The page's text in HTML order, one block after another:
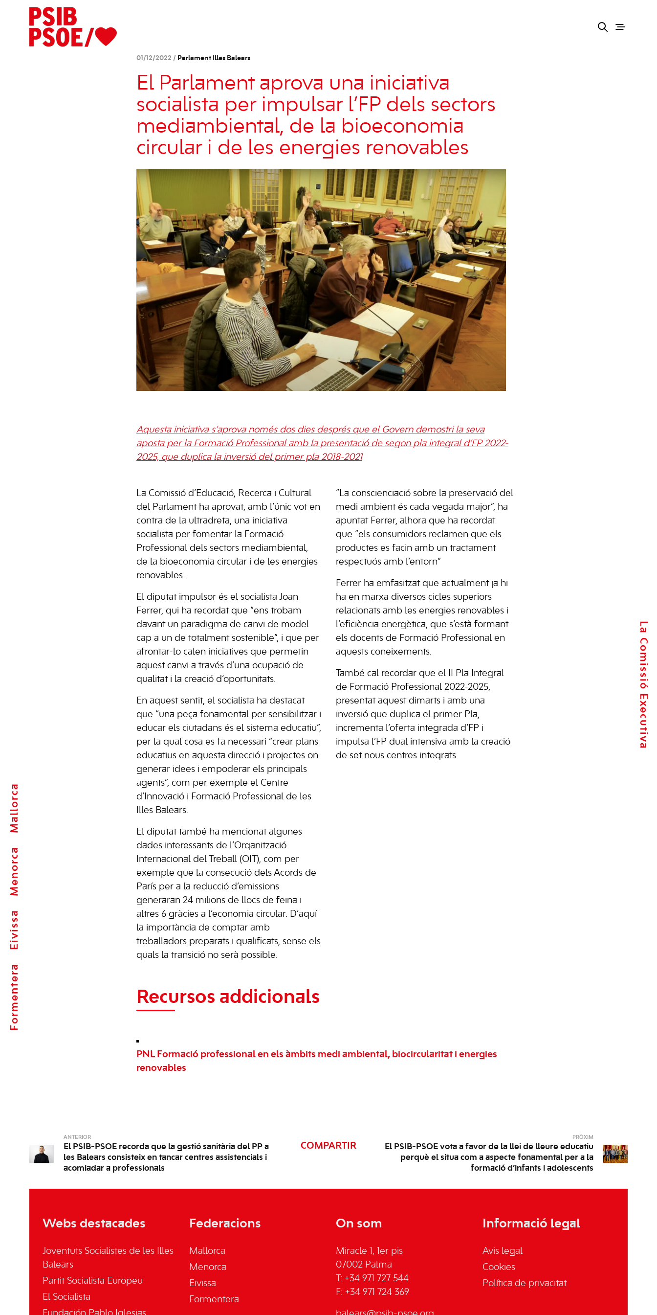
Formentera
Eivissa
Menorca
Mallorca
La Comissió Executiva
01/12/2022 / Parlament Illes Balears
El Parlament aprova una iniciativa
socialista per impulsar l’FP dels sectors
mediambiental, de la bioeconomia
circular i de les energies renovables
Aquesta iniciativa s’aprova només dos dies després que el Govern demostri la seva
aposta per la Formació Professional amb la presentació de segon pla integral d’FP 2022-
2025, que duplica la inversió del primer pla 2018-2021
La Comissió d’Educació, Recerca i Cultural
del Parlament ha aprovat, amb l’únic vot en
contra de la ultradreta, una iniciativa
socialista per fomentar la Formació
Professional dels sectors mediambiental,
de la bioeconomia circular i de les energies
renovables.
El diputat impulsor és el socialista Joan
Ferrer, qui ha recordat que “ens trobam
davant un paradigma de canvi de model
cap a un de totalment sostenible”, i que per
afrontar-lo calen iniciatives que permetin
aquest canvi a través d’una ocupació de
qualitat i la creació d’oportunitats.
En aquest sentit, el socialista ha destacat
que “una peça fonamental per sensibilitzar i
educar els ciutadans és el sistema educatiu”,
per la qual cosa es fa necessari “crear plans
educatius en aquesta direcció i projectes on
generar idees i empoderar els principals
agents”, com per exemple el Centre
d’Innovació i Formació Professional de les
Illes Balears.
El diputat també ha mencionat algunes
dades interessants de l’Organització
Internacional del Treball (OIT), com per
exemple que la consecució dels Acords de
París per a la reducció d’emissions
generaran 24 milions de llocs de feina i
altres 6 gràcies a l’economia circular. D’aquí
la importància de comptar amb
treballadors preparats i qualificats, sense els
quals la transició no serà possible.
“La conscienciació sobre la preservació del
medi ambient és cada vegada major”, ha
apuntat Ferrer, alhora que ha recordat
que “els consumidors reclamen que els
productes es facin amb un tractament
respectuós amb l’entorn”
Ferrer ha emfasitzat que actualment ja hi
ha en marxa diversos cicles superiors
relacionats amb les energies renovables i
l’eficiència energètica, que s’està formant
els docents de Formació Professional en
aquests coneixements.
També cal recordar que el II Pla Integral
de Formació Professional 2022-2025,
presentat aquest dimarts i amb una
inversió que duplica el primer Pla,
incrementa l’oferta integrada d’FP i
impulsa l’FP dual intensiva amb la creació
de set nous centres integrats.
Recursos addicionals
PNL Formació professional en els àmbits medi ambiental, biocircularitat i energies
renovables
ANTERIOR
El PSIB-PSOE recorda que la gestió sanitària del PP a
les Balears consisteix en tancar centres assistencials i
acomiadar a professionals
COMPARTIR
PRÒXIM
El PSIB-PSOE vota a favor de la llei de lleure educatiu
perquè el situa com a aspecte fonamental per a la
formació d’infants i adolescents
Webs destacades
Joventuts Socialistes de les Illes
Balears
Partit Socialista Europeu
El Socialista
Federacions
Mallorca
Menorca
Eivissa
Formentera
On som
Miracle 1, 1er pis
07002 Palma
T: +34 971 727 544
F: +34 971 724 369
Informació legal
Avis legal
Cookies
Política de privacitat